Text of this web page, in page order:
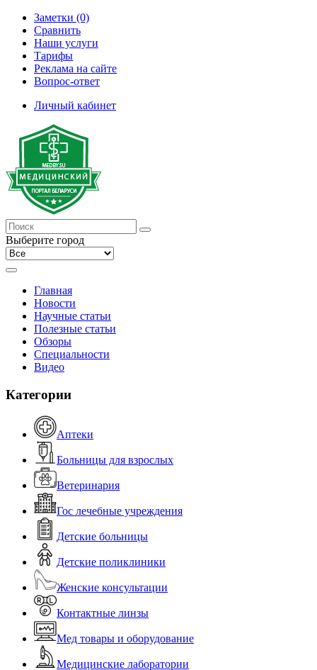
Заметки (0)
Сравнить
Наши услуги
Тарифы
Реклама на сайте
Вопрос-ответ
Личный кабинет
Выберите город
Главная
Новости
Научные статьи
Полезные статьи
Обзоры
Специальности
Видео
Категории
Аптеки
Больницы для взрослых
Ветеринария
Гос лечебные учреждения
Детские больницы
Детские поликлиники
Женские консультации
Контактные линзы
Мед товары и оборудование
Медицинские лаборатории